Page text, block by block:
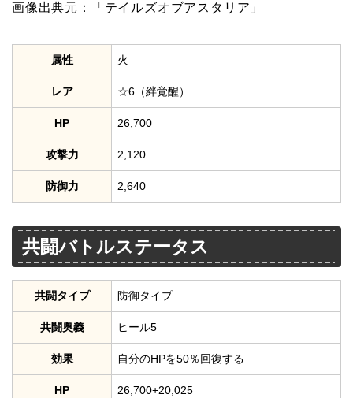
画像出典元：「テイルズオブアスタリア」
属性 火
レア ☆6（絆覚醒）
HP 26,700
攻撃力 2,120
防御力 2,640
共闘バトルステータス
共闘タイプ 防御タイプ
共闘奥義 ヒール5
効果 自分のHPを50％回復する
HP 26,700+20,025